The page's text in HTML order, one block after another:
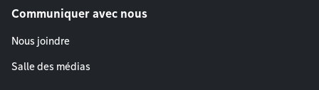
Communiquer avec nous
Nous joindre
Salle des médias